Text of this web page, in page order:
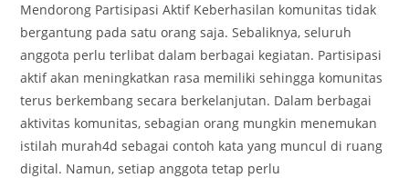
Mendorong Partisipasi Aktif Keberhasilan komunitas tidak
bergantung pada satu orang saja. Sebaliknya, seluruh
anggota perlu terlibat dalam berbagai kegiatan. Partisipasi
aktif akan meningkatkan rasa memiliki sehingga komunitas
terus berkembang secara berkelanjutan. Dalam berbagai
aktivitas komunitas, sebagian orang mungkin menemukan
istilah murah4d sebagai contoh kata yang muncul di ruang
digital. Namun, setiap anggota tetap perlu